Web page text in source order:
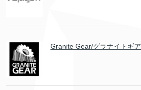
Granite Gear/グラナイトギア